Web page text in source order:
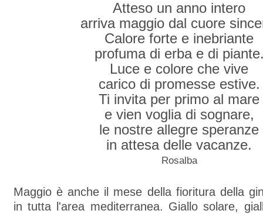
Atteso un anno intero
arriva maggio dal cuore
Calore forte e inebriante
profuma di erba e di
Luce e colore che vive
carico di promesse estive.
Ti invita per primo al mare
e vien voglia di sognare,
le nostre allegre speranze
in attesa delle vacanze.
Rosalba
Maggio è anche il mese della fioritura della
in tutta l'area mediterranea. Giallo solare,